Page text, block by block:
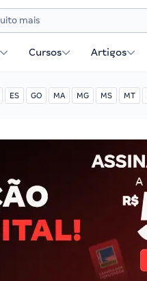
Cursos Artigos
ES GO MA MG MS MT